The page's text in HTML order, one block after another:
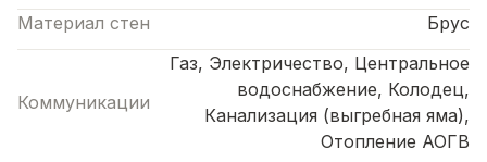
Материал стен
Брус
Коммуникации
Газ, Электричество, Центральное
водоснабжение, Колодец,
Канализация (выгребная яма),
Отопление АОГВ